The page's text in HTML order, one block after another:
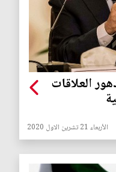
العلاقات
الأربعاء 21 تشرين الاول 2020